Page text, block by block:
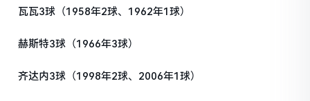
瓦瓦3球（1958年2球、1962年1球）
赫斯特3球（1966年3球）
齐达内3球（1998年2球、2006年1球）